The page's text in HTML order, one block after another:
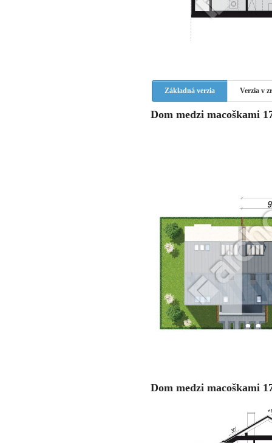
Základná verzia Verzia v
Dom medzi macoškami
Dom medzi macoškami